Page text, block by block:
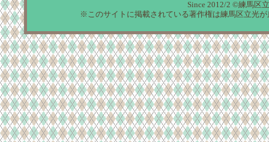
Since 2012/2 ©練馬区
※このサイトに掲載されている著作権は練馬区立光